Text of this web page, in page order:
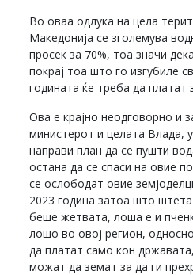
Во оваа одлука на цела
Македонија се зголемува
просек за 70%, тоа значи
покрај тоа што го изгубиле
годината ќе треба да платат
Ова е крајно неодговорно и
министерот и целата Влада,
направи план да се пушти
остана да се спаси на овие
се ослободат овие
2023 година затоа што
беше жетвата, лоша е и
лошо во овој регион,
да платат само кон
можат да земат за да ги